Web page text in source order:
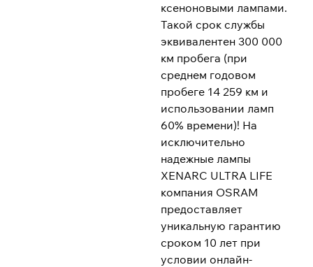
ксеноновыми лампами.
Такой срок службы
эквивалентен 300 000
км пробега (при
среднем годовом
пробеге 14 259 км и
использовании ламп
60% времени)! На
исключительно
надежные лампы
XENARC ULTRA LIFE
компания OSRAM
предоставляет
уникальную гарантию
сроком 10 лет при
условии онлайн-